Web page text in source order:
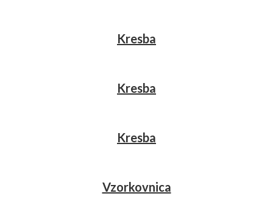
Kresba
Kresba
Kresba
Vzorkovnica